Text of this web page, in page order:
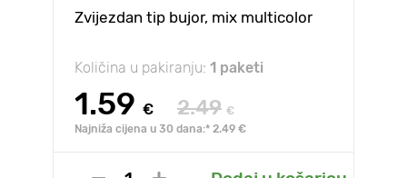
Zvijezdan tip bujor, mix multicolor
Količina u pakiranju: 1 paketi
1.59 € 2.49 €
Najniža cijena u 30 dana:* 2.49 €